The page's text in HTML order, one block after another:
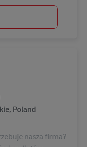
Poland
nasza firma?